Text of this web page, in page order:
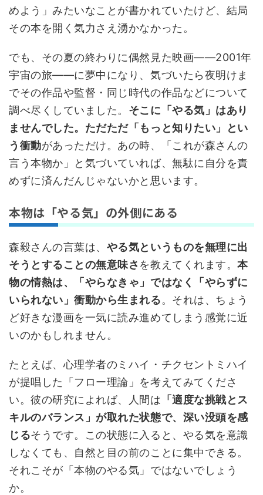
めよう」みたいなことが書かれていたけど、結局
その本を開く気力さえ湧かなかった。
でも、その夏の終わりに偶然見た映画――2001年
宇宙の旅――に夢中になり、気づいたら夜明けま
でその作品や監督・同じ時代の作品などについて
調べ尽くしていました。 そこに「やる気」はあり
ませんでした。ただただ「もっと知りたい」とい
う衝動があっただけ。あの時、「これが森さんの
言う本物か」と気づいていれば、無駄に自分を責
めずに済んだんじゃないかと思います。
本物は「やる気」の外側にある
森毅さんの言葉は、 やる気というものを無理に出
そうとすることの無意味さ を教えてくれます。本
物の情熱は、「やらなきゃ」ではなく「やらずに
いられない」衝動から生まれる。それは、ちょう
ど好きな漫画を一気に読み進めてしまう感覚に近
いのかもしれません。
たとえば、心理学者のミハイ・チクセントミハイ
が提唱した「フロー理論」を考えてみてくださ
い。彼の研究によれば、人間は 「適度な挑戦とス
キルのバランス」が取れた状態で、深い没頭を感
じるそうです。この状態に入ると、やる気を意識
しなくても、自然と目の前のことに集中できる。
それこそが「本物のやる気」ではないでしょう
か。